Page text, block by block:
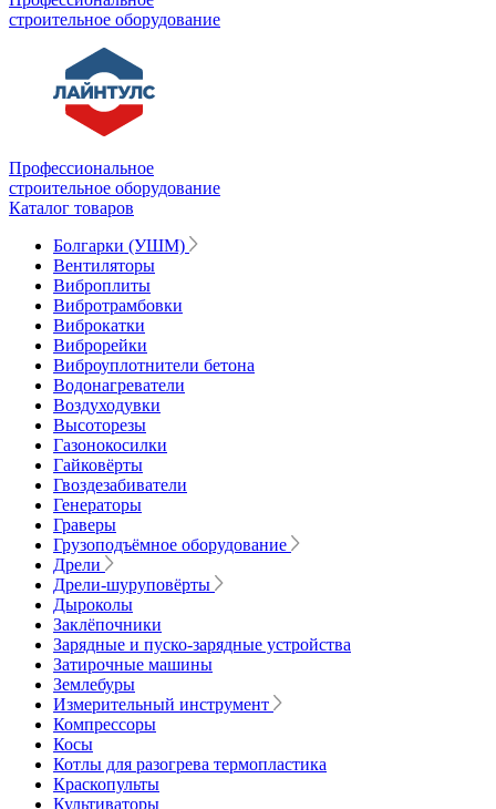
строительное оборудование
Профессиональное
строительное оборудование
Каталог товаров
Болгарки (УШМ)
Вентиляторы
Виброплиты
Вибротрамбовки
Виброкатки
Виброрейки
Виброуплотнители бетона
Водонагреватели
Воздуходувки
Высоторезы
Газонокосилки
Гайковёрты
Гвоздезабиватели
Генераторы
Граверы
Грузоподъёмное оборудование
Дрели
Дрели-шуруповёрты
Дыроколы
Заклёпочники
Зарядные и пуско-зарядные устройства
Затирочные машины
Землебуры
Измерительный инструмент
Компрессоры
Косы
Котлы для разогрева термопластика
Краскопульты
Культиваторы